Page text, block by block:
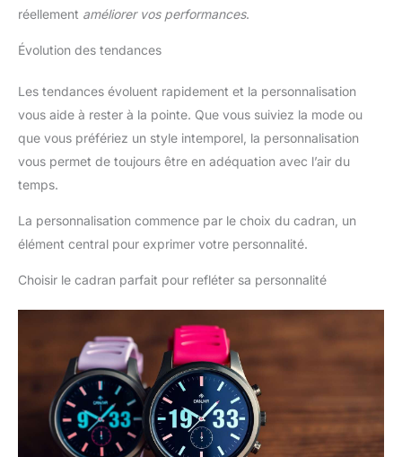
réellement améliorer vos performances.
Évolution des tendances
Les tendances évoluent rapidement et la personnalisation
vous aide à rester à la pointe. Que vous suiviez la mode ou
que vous préfériez un style intemporel, la personnalisation
vous permet de toujours être en adéquation avec l’air du
temps.
La personnalisation commence par le choix du cadran, un
élément central pour exprimer votre personnalité.
Choisir le cadran parfait pour refléter sa personnalité